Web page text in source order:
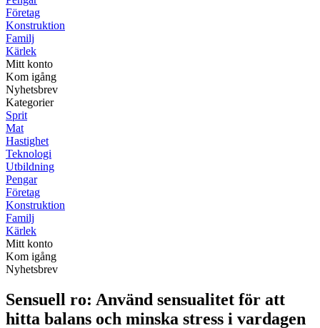
Företag
Konstruktion
Familj
Kärlek
Mitt konto
Kom igång
Nyhetsbrev
Kategorier
Sprit
Mat
Hastighet
Teknologi
Utbildning
Pengar
Företag
Konstruktion
Familj
Kärlek
Mitt konto
Kom igång
Nyhetsbrev
Sensuell ro: Använd sensualitet för att
hitta balans och minska stress i vardagen